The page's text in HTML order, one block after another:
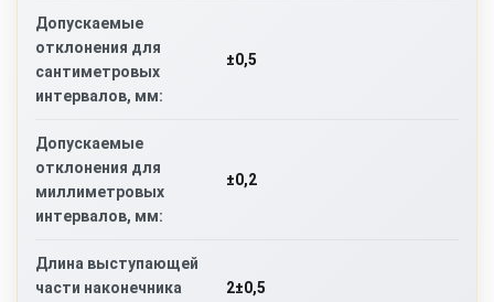
Допускаемые
отклонения для
сантиметровых
интервалов, мм:
±0,5
Допускаемые
отклонения для
миллиметровых
интервалов, мм:
±0,2
Длина выступающей
части наконечника
2±0,5